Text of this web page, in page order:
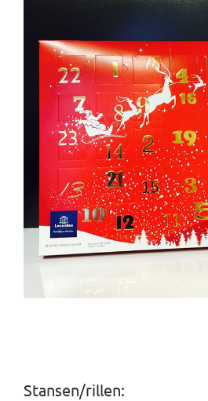
Stansen/rillen: